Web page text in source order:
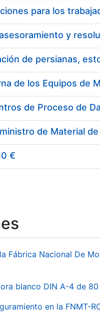
de persianas,
€
Fábrica Nacional De
blanco DIN A-4 de 80
en la FNMT-